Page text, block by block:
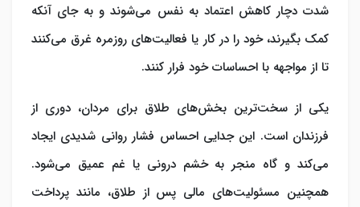
شدت دچار کاهش اعتماد به نفس می‌شوند و به جای آنکه
کمک بگیرند، خود را در کار یا فعالیت‌های روزمره غرق می‌کنند
تا از مواجهه با احساسات خود فرار کنند.
یکی از سخت‌ترین بخش‌های طلاق برای مردان، دوری از
فرزندان است. این جدایی احساس فشار روانی شدیدی ایجاد
می‌کند و گاه منجر به خشم درونی یا غم عمیق می‌شود.
همچنین مسئولیت‌های مالی پس از طلاق، مانند پرداخت